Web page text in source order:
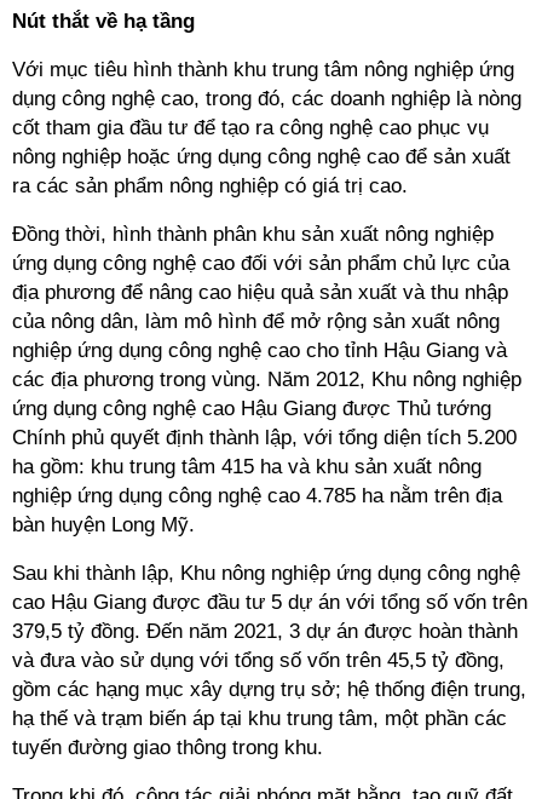
Nút thắt về hạ tầng
Với mục tiêu hình thành khu trung tâm nông nghiệp ứng
dụng công nghệ cao, trong đó, các doanh nghiệp là nòng
cốt tham gia đầu tư để tạo ra công nghệ cao phục vụ
nông nghiệp hoặc ứng dụng công nghệ cao để sản xuất
ra các sản phẩm nông nghiệp có giá trị cao.
Đồng thời, hình thành phân khu sản xuất nông nghiệp
ứng dụng công nghệ cao đối với sản phẩm chủ lực của
địa phương để nâng cao hiệu quả sản xuất và thu nhập
của nông dân, làm mô hình để mở rộng sản xuất nông
nghiệp ứng dụng công nghệ cao cho tỉnh Hậu Giang và
các địa phương trong vùng. Năm 2012, Khu nông nghiệp
ứng dụng công nghệ cao Hậu Giang được Thủ tướng
Chính phủ quyết định thành lập, với tổng diện tích 5.200
ha gồm: khu trung tâm 415 ha và khu sản xuất nông
nghiệp ứng dụng công nghệ cao 4.785 ha nằm trên địa
bàn huyện Long Mỹ.
Sau khi thành lập, Khu nông nghiệp ứng dụng công nghệ
cao Hậu Giang được đầu tư 5 dự án với tổng số vốn trên
379,5 tỷ đồng. Đến năm 2021, 3 dự án được hoàn thành
và đưa vào sử dụng với tổng số vốn trên 45,5 tỷ đồng,
gồm các hạng mục xây dựng trụ sở; hệ thống điện trung,
hạ thế và trạm biến áp tại khu trung tâm, một phần các
tuyến đường giao thông trong khu.